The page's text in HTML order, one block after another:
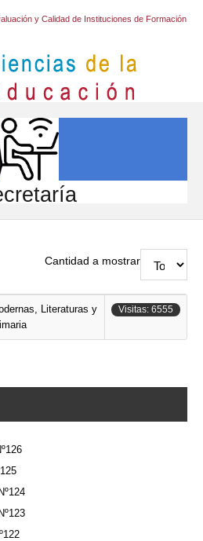
y Calidad de Instituciones de Formación
Cantidad a mostrar
Literaturas y
Visitas: 6555